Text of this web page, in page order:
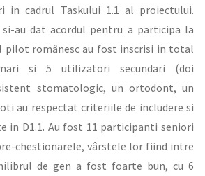
in cadrul Taskului 1.1 al proiectului.
au dat acordul pentru a participa la
pilot românesc au fost inscrisi in total
si 5 utilizatori secundari (doi
stomatologic, un ortodont, un
au respectat criteriile de includere si
in D1.1. Au fost 11 participanti seniori
chestionarele, vârstele lor fiind intre
de gen a fost foarte bun, cu 6